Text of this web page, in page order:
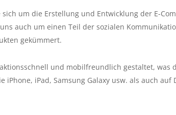
um die Erstellung und Entwicklung der E-
auch um einen Teil der sozialen
gekümmert.
und mobilfreundlich gestaltet,
iPhone, iPad, Samsung Galaxy usw. als auch